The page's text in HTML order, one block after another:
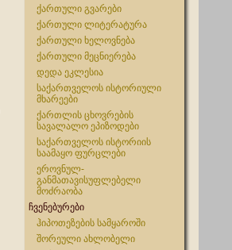
ქართული გვარები
ქართული ლიტერატურა
ქართული ხელოვნება
ქართული მეცნიერება
დედა ეკლესია
საქართველოს ისტორიული
მხარეები
ქართლის ცხოვრების
სავალალო ეპიზოდები
საქართველოს ისტორიის
საამაყო ფურცლები
ეროვნულ-
განმათავისუფლებელი
მოძრაობა
ჩვენებურები
ჰიპოთეზების სამყაროში
შორეული ახლობელი